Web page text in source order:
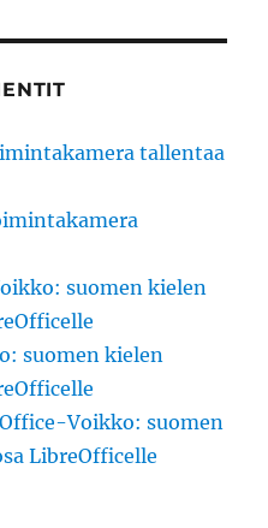
tallentaa
suomen kielen
suomen kielen
Voikko: suomen
LibreOfficelle